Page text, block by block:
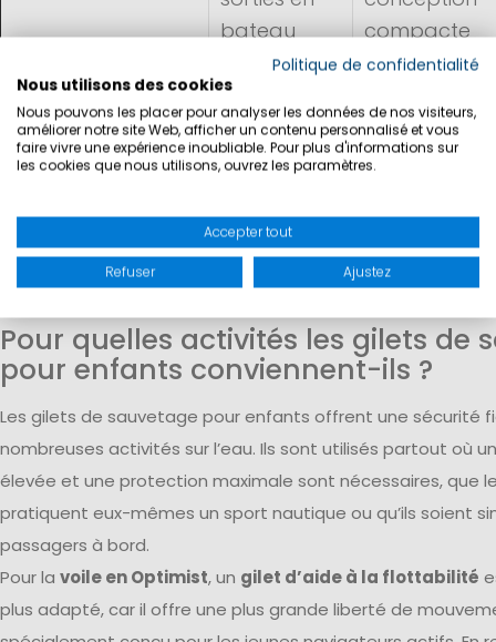
bateau
compacte
Gilet de
sauvetage à
flottabilité
permanente(100N)
Loisirs sur
l'eau, eaux
intérieures,
bateau à
moteur,
sorties en
permanente,
col haut,
sangle sous-
cutale, prêt
l'emploi à
moment
Pour quelles activités les gilets de
pour enfants conviennent-ils ?
Les gilets de sauvetage pour enfants offrent une sécurité
nombreuses activités sur l’eau. Ils sont utilisés partout où
élevée et une protection maximale sont nécessaires, que
pratiquent eux-mêmes un sport nautique ou qu’ils soient
passagers à bord.
Pour la voile en Optimist, un gilet d’aide à la flottabilité
plus adapté, car il offre une plus grande liberté de
Politique de confidentialité
Nous utilisons des cookies
Nous pouvons les placer pour analyser les données de nos visiteurs,
améliorer notre site Web, afficher un contenu personnalisé et vous
faire vivre une expérience inoubliable. Pour plus d'informations sur
les cookies que nous utilisons, ouvrez les paramètres.
Accepter tout
Refuser Ajustez